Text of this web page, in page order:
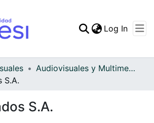
All of DSpace
Log In
Audiovisuales y Multimedia
S.A.
S.A.